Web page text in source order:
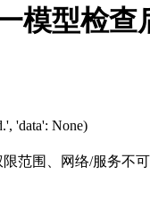
模型检查
'data': None)
范围、网络/服务不